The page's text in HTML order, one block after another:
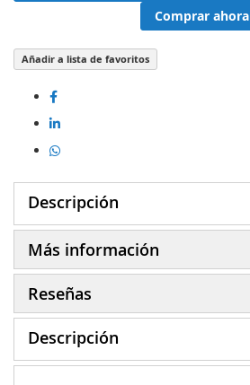
Comprar ahora
Añadir a lista de favoritos
Descripción
Más información
Reseñas
Descripción